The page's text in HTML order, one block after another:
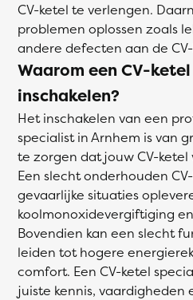
CV-ketel te verlengen.
problemen oplossen zoals
andere defecten aan de
Waarom een CV-
inschakelen?
Het inschakelen van een
specialist in Arnhem is van
te zorgen dat jouw CV-
Een slecht onderhouden
gevaarlijke situaties
koolmonoxidevergiftiging
Bovendien kan een slecht
leiden tot hogere
comfort. Een CV-ketel
juiste kennis, vaardigheden